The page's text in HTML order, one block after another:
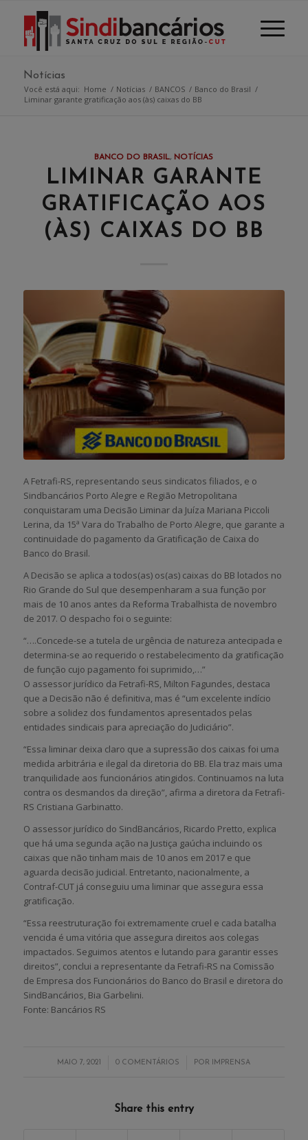
Notícias
Você está aqui: Home / Notícias / BANCOS / Banco do Brasil /
Liminar garante gratificação aos (às) caixas do BB
BANCO DO BRASIL, NOTÍCIAS
LIMINAR GARANTE
GRATIFICAÇÃO AOS
(ÀS) CAIXAS DO BB
A Fetrafi-RS, representando seus sindicatos filiados, e o
Sindbancários Porto Alegre e Região Metropolitana
conquistaram uma Decisão Liminar da Juíza Mariana Piccoli
Lerina, da 15ª Vara do Trabalho de Porto Alegre, que garante a
continuidade do pagamento da Gratificação de Caixa do
Banco do Brasil.
A Decisão se aplica a todos(as) os(as) caixas do BB lotados no
Rio Grande do Sul que desempenharam a sua função por
mais de 10 anos antes da Reforma Trabalhista de novembro
de 2017. O despacho foi o seguinte:
“….Concede-se a tutela de urgência de natureza antecipada e
determina-se ao requerido o restabelecimento da gratificação
de função cujo pagamento foi suprimido,…”
O assessor jurídico da Fetrafi-RS, Milton Fagundes, destaca
que a Decisão não é definitiva, mas é “um excelente indício
sobre a solidez dos fundamentos apresentados pelas
entidades sindicais para apreciação do Judiciário”.
“Essa liminar deixa claro que a supressão dos caixas foi uma
medida arbitrária e ilegal da diretoria do BB. Ela traz mais uma
tranquilidade aos funcionários atingidos. Continuamos na luta
contra os desmandos da direção”, afirma a diretora da Fetrafi-
RS Cristiana Garbinatto.
O assessor jurídico do SindBancários, Ricardo Pretto, explica
que há uma segunda ação na Justiça gaúcha incluindo os
caixas que não tinham mais de 10 anos em 2017 e que
aguarda decisão judicial. Entretanto, nacionalmente, a
Contraf-CUT já conseguiu uma liminar que assegura essa
gratificação.
“Essa reestruturação foi extremamente cruel e cada batalha
vencida é uma vitória que assegura direitos aos colegas
impactados. Seguimos atentos e lutando para garantir esses
direitos”, conclui a representante da Fetrafi-RS na Comissão
de Empresa dos Funcionários do Banco do Brasil e diretora do
SindBancários, Bia Garbelini.
Fonte: Bancários RS
MAIO 7, 2021
/ 0 COMENTÁRIOS
/ POR IMPRENSA
Share this entry